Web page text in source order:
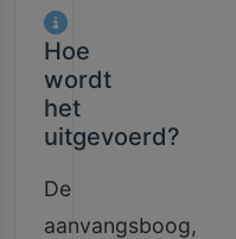
Hoe
wordt
het
uitgevoerd?
De
aanvangsboog,